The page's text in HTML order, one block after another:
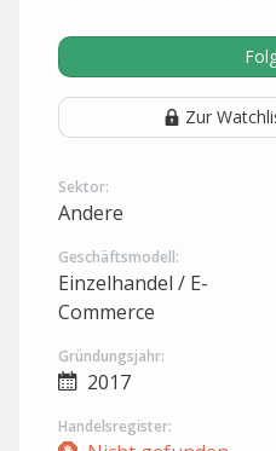
Zur
Sektor:
Andere
Geschäftsmodell:
Einzelhandel / E-
Commerce
Gründungsjahr:
2017
Handelsregister: